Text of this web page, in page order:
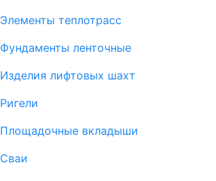
Элементы теплотрасс
Фундаменты ленточные
Изделия лифтовых шахт
Ригели
Площадочные вкладыши
Сваи